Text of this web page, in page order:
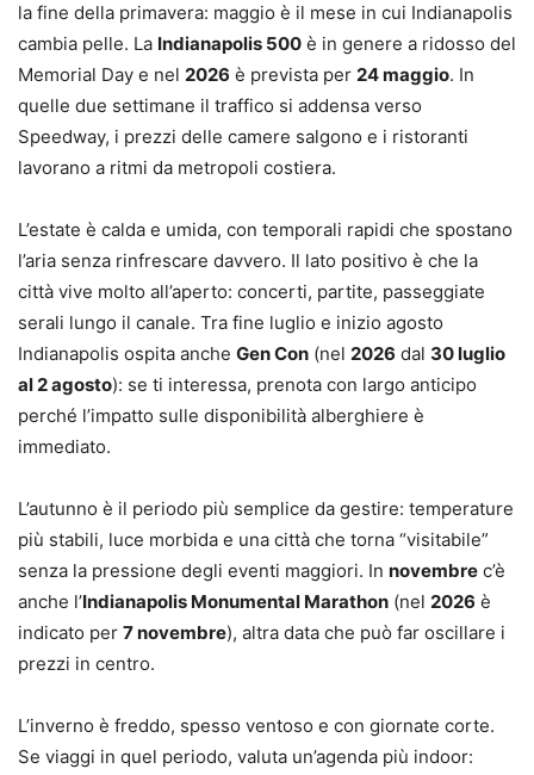
la fine della primavera: maggio è il mese in cui Indianapolis
cambia pelle. La Indianapolis 500 è in genere a ridosso del
Memorial Day e nel 2026 è prevista per 24 maggio. In
quelle due settimane il traffico si addensa verso
Speedway, i prezzi delle camere salgono e i ristoranti
lavorano a ritmi da metropoli costiera.
L’estate è calda e umida, con temporali rapidi che spostano
l’aria senza rinfrescare davvero. Il lato positivo è che la
città vive molto all’aperto: concerti, partite, passeggiate
serali lungo il canale. Tra fine luglio e inizio agosto
Indianapolis ospita anche Gen Con (nel 2026 dal 30 luglio
al 2 agosto): se ti interessa, prenota con largo anticipo
perché l’impatto sulle disponibilità alberghiere è
immediato.
L’autunno è il periodo più semplice da gestire: temperature
più stabili, luce morbida e una città che torna “visitabile”
senza la pressione degli eventi maggiori. In novembre c’è
anche l’Indianapolis Monumental Marathon (nel 2026 è
indicato per 7 novembre), altra data che può far oscillare i
prezzi in centro.
L’inverno è freddo, spesso ventoso e con giornate corte.
Se viaggi in quel periodo, valuta un’agenda più indoor: